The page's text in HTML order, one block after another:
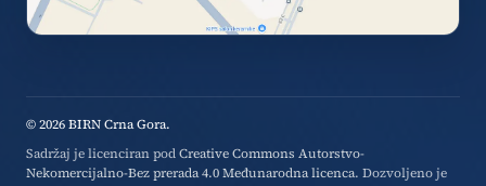
© 2026 BIRN Crna Gora.
Sadržaj je licenciran podCreative Commons Autorstvo-
Nekomercijalno-Bez prerada 4.0 Međunarodna licenca. Dozvoljeno je